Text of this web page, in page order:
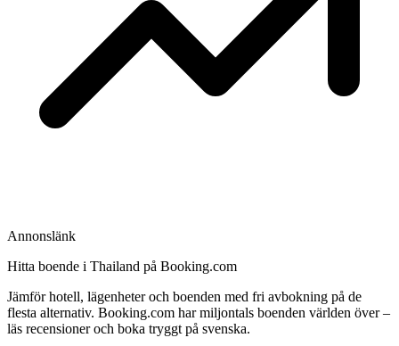
Annonslänk
Hitta boende i Thailand på Booking.com
Jämför hotell, lägenheter och boenden med fri avbokning på de
flesta alternativ. Booking.com har miljontals boenden världen över –
läs recensioner och boka tryggt på svenska.